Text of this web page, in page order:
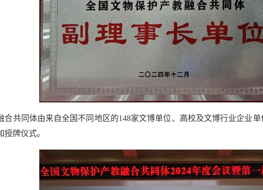
合共同体由来自全国不同地区的148家文博单位、高校及文博行业企业
牌仪式。